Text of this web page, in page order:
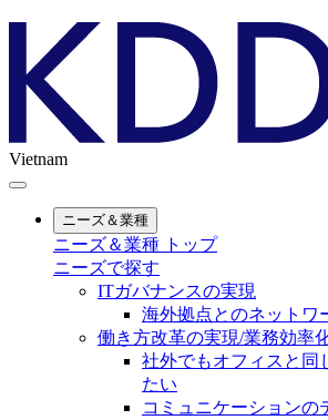
Vietnam
ニーズ＆業種
ニーズ＆業種 トップ
ニーズで探す
ITガバナンスの実現
海外拠点とのネットワ
働き方改革の実現/業務効率
社外でもオフィスと同
たい
コミュニケーションの